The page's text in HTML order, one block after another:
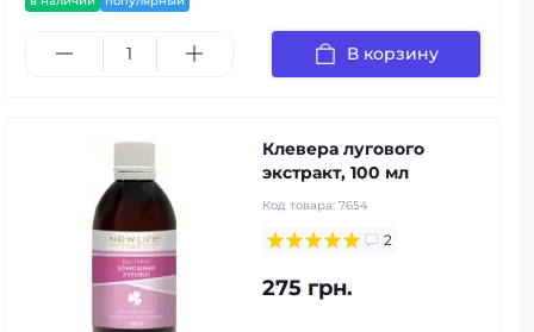
В корзину
Клевера лугового
экстракт, 100 мл
Код товара: 7654
2
275 грн.